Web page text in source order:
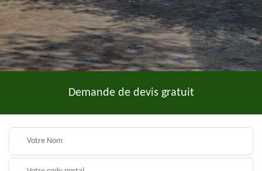
Demande de devis gratuit